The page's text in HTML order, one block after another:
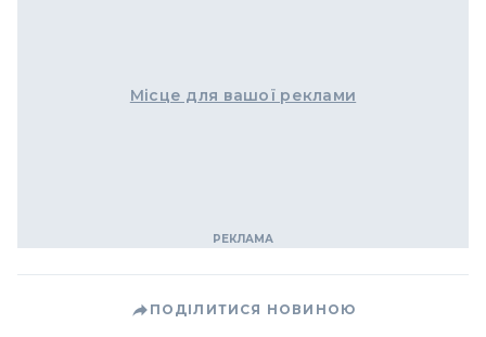
Місце для вашої реклами
ПОДІЛИТИСЯ НОВИНОЮ